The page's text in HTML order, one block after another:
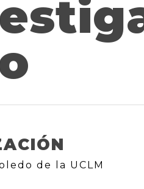
de la UCLM